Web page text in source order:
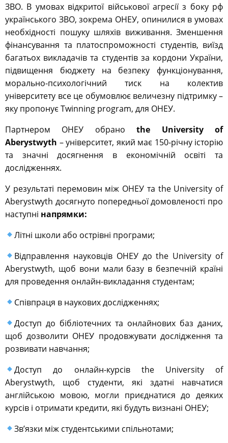
ЗВО. В умовах відкритої військової агресії з боку рф
українського ЗВО, зокрема ОНЕУ, опинилися в умовах
необхідності пошуку шляхів виживання. Зменшення
фінансування та платоспроможності студентів, виїзд
багатьох викладачів та студентів за кордони України,
підвищення бюджету на безпеку функціонування,
морально-психологічний тиск на колектив
університету все це обумовлює величезну підтримку –
яку пропонує Twinning program, для ОНЕУ.
Партнером ОНЕУ обраноthe University of
Aberystwyth – університет, який має 150-річну історію
та значні досягнення в економічній освіті та
дослідженнях.
У результаті перемовин між ОНЕУ та the University of
Aberystwyth досягнуто попередньої домовленості про
наступні напрямки:
Літні школи або острівні програми;
Відправлення науковців ОНЕУ до the University of
Aberystwyth, щоб вони мали базу в безпечній країні
для проведення онлайн-викладання студентам;
Співпраця в наукових дослідженнях;
Доступ до бібліотечних та онлайнових баз даних,
щоб дозволити ОНЕУ продовжувати дослідження та
розвивати навчання;
Доступ до онлайн-курсів the University of
Aberystwyth, щоб студенти, які здатні навчатися
англійською мовою, могли приєднатися до деяких
курсів і отримати кредити, які будуть визнані ОНЕУ;
Зв’язки між студентськими спільнотами;